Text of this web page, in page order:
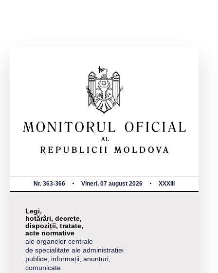
Nr. 363-366 Vineri, 07 august 2026 XXXIII
Legi,
hotărâri, decrete,
dispoziții, tratate,
acte normative
ale organelor centrale
de specialitate ale administrației
publice, informații, anunțuri,
comunicate